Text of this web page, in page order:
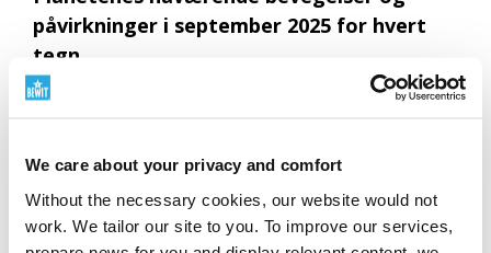
We care about your privacy and comfort
Without the necessary cookies, our website would not
work. We tailor our site to you. To improve our services,
påvirkninger i september 2025 for hvert
tegn
8